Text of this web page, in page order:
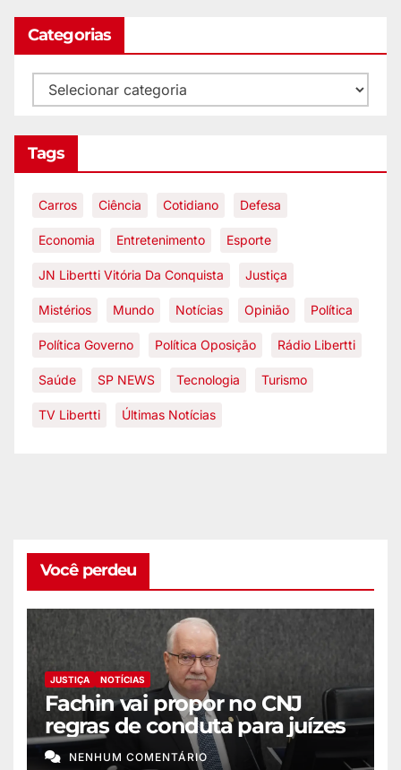
Categorias
Tags
Carros Ciência Cotidiano Defesa
Economia Entretenimento Esporte
JN Libertti Vitória Da Conquista Justiça
Mistérios Mundo Notícias Opinião Política
Política Governo Política Oposição Rádio Libertti
Saúde SP NEWS Tecnologia Turismo
TV Libertti Últimas Notícias
Você perdeu
JUSTIÇA NOTÍCIAS
Fachin vai propor no CNJ
regras de conduta para juízes
NENHUM COMENTÁRIO